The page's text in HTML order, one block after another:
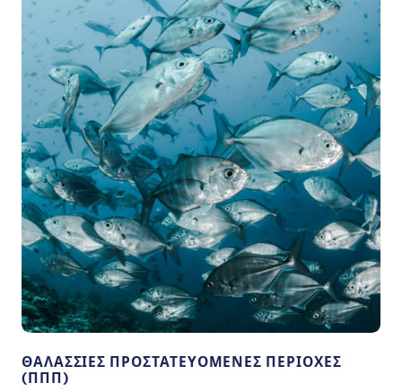
ΘΑΛΑΣΣΙΕΣ ΠΡΟΣΤΑΤΕΥΟΜΕΝΕΣ ΠΕΡΙΟΧΕΣ
(ΠΠΠ)